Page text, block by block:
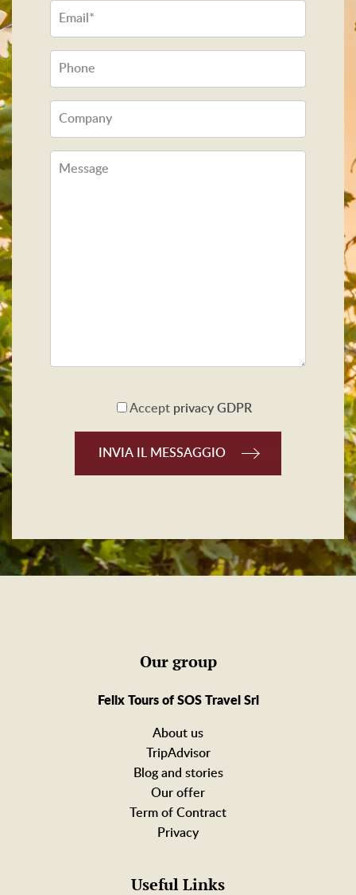
Accept privacy GDPR
Our group
Felix Tours of SOS Travel Srl
About us
TripAdvisor
Blog and stories
Our offer
Term of Contract
Privacy
Useful Links